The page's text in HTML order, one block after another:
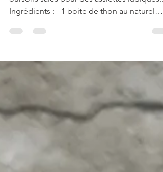
Pour les petits et les grands... Des petits
Ingrédients : - 1 boite de thon au naturel
(140...